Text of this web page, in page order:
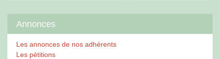
Annonces
Les annonces de nos adhérents
Les pétitions